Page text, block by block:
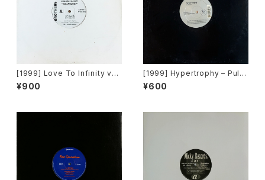
[1999] Love To Infinity vs
Loleatta Holloway – No Ap
ology [Brothers][PROMO]
¥900
[1999] Hypertrophy – Pullo
ver [Tommy Boy Silver Lab
el]
¥600